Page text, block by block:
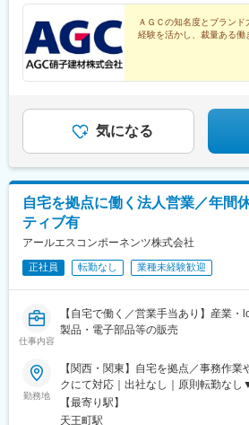
■ 将来的なキャリアパス例：
・ブロック長（Mgr）への昇格
・商品企画やマーケティングへの異動
・海外・新ブランドの立ち上げ参画
◎社内FA制度あり（年4回異動希望が
変更の範囲：会社の定める業務
109＜田辺支店＞和歌山県田辺市上の
県広島市南区元宇品町1-10＜広島支店
入船町3-11※山口市に移転の可能性あ
店＞福岡県福岡市中央区渡辺通5-23-8
ＡＧＣの知名度とブランド
経験を活かし、裁量ある働
気になる
自宅を拠点に働く法人営業／年間
ティブ有
アールエスコンポーネンツ株式会社
正社員 転勤なし 業種未経験歓迎
仕事内容
【自宅で働く／営業手当あり】産業
製品・電子部品等の販売
勤務地
【関西・関東】自宅を拠点／事務作
クにて対応｜出社なし｜原則転勤なし
となります（関西、関東）▼関西エリ
す！事務作業や会議などは在宅で行い
【最寄り駅】
天王町駅